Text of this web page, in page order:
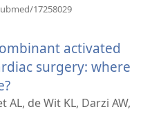
17258029
պատուհան)
activated
surgery: where
է
AL, de Wit KL, Darzi AW,